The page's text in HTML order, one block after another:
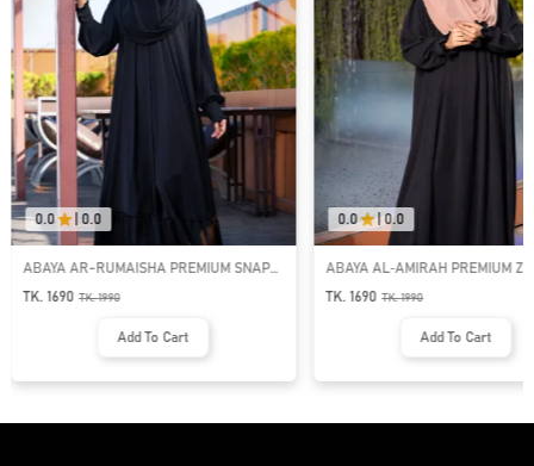
0.0 0.0
ABAYA AR-RUMAISHA PREMIUM SNAP
BUTTON ABAYA
TK. 1690 TK.1990
Add To Cart
0.0 | 0.0
ABAYA AL‑AMIRAH PREMIUM
NECK ABAYA
TK. 1690 TK.1990
Add To Cart